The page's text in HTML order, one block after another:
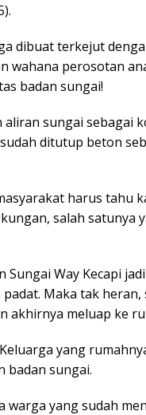
dibuat terkejut
wahana perosotan
badan sungai!
sungai sebagai
ditutup beton
harus tahu
salah satunya
Way Kecapi
Maka tak heran,
akhirnya meluap ke
yang
badan sungai.
warga yang sudah